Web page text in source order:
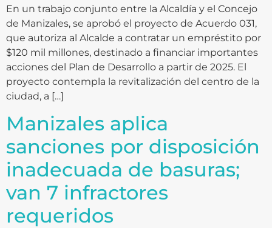
En un trabajo conjunto entre la Alcaldía y el Concejo
de Manizales, se aprobó el proyecto de Acuerdo 031,
que autoriza al Alcalde a contratar un empréstito por
$120 mil millones, destinado a financiar importantes
acciones del Plan de Desarrollo a partir de 2025. El
proyecto contempla la revitalización del centro de la
ciudad, a […]
Manizales aplica
sanciones por disposición
inadecuada de basuras;
van 7 infractores
requeridos